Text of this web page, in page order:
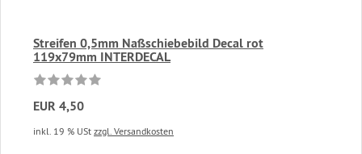
Streifen 0,5mm Naßschiebebild Decal rot
119x79mm INTERDECAL
EUR 4,50
inkl. 19 % USt zzgl. Versandkosten